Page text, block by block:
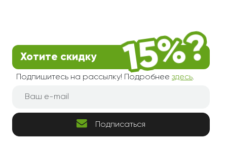
Хотите скидку
Подпишитесь на рассылку! Подробнее здесь.
Подписаться